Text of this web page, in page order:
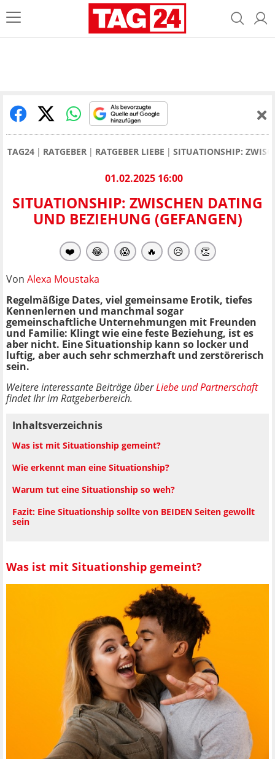
TAG24 RATGEBER RATGEBER LIEBE SITUATIONSHIP:
01.02.2025 16:00
SITUATIONSHIP: ZWISCHEN DATING
UND BEZIEHUNG (GEFANGEN)
❤️ 😂 😱 🔥 😥 👏
Von Alexa Moustaka
Regelmäßige Dates, viel gemeinsame Erotik, tiefes
Kennenlernen und manchmal sogar
gemeinschaftliche Unternehmungen mit Freunden
und Familie: Klingt wie eine feste Beziehung, ist es
aber nicht. Eine Situationship kann so locker und
luftig, aber auch sehr schmerzhaft und zerstörerisch
sein.
Weitere interessante Beiträge überLiebe und Partnerschaft
findet Ihr im Ratgeberbereich.
Inhaltsverzeichnis
Was ist mit Situationship gemeint?
Wie erkennt man eine Situationship?
Warum tut eine Situationship so weh?
Fazit: Eine Situationship sollte von BEIDEN Seiten gewollt
sein
Was ist mit Situationship gemeint?